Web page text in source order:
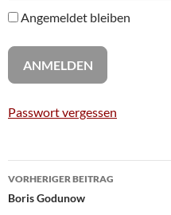
Angemeldet bleiben
Passwort vergessen
Beitragsnavigation
VORHERIGER BEITRAG
Boris Godunow